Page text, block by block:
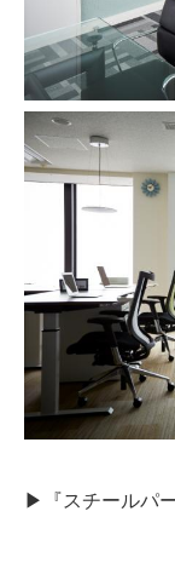
▶『スチールパ